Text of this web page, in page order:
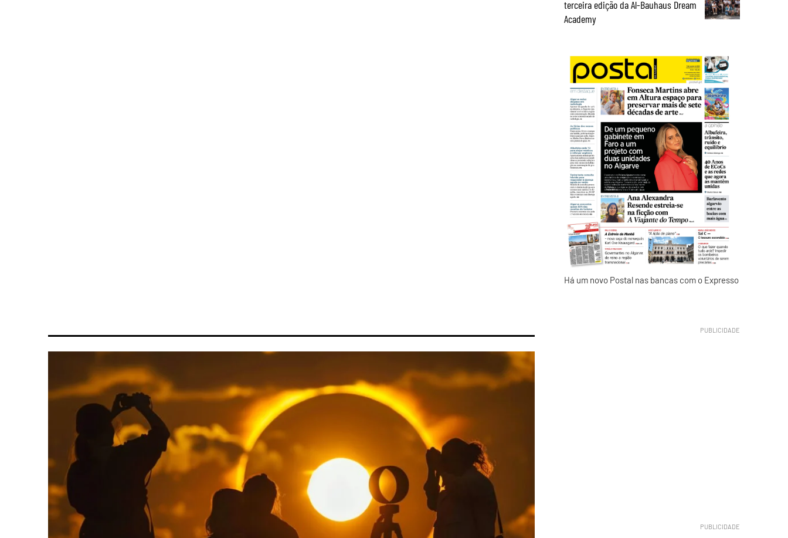
terceira edição da Al-Bauhaus Dream
Academy
Há um novo Postal nas bancas com o Expresso